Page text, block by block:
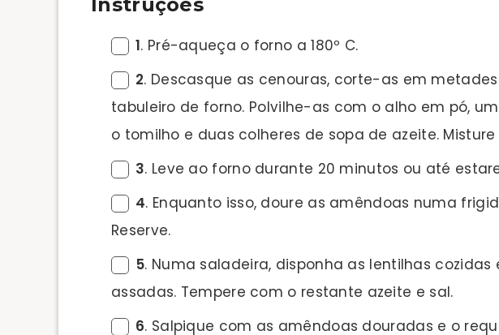
1. Pré-aqueça o forno a 180º C.
2. Descasque as cenouras, corte-as em
tabuleiro de forno. Polvilhe-as com o alho em pó,
o tomilho e duas colheres de sopa de azeite. Misture
3. Leve ao forno durante 20 minutos ou até
4. Enquanto isso, doure as amêndoas numa
Reserve.
5. Numa saladeira, disponha as lentilhas
assadas. Tempere com o restante azeite e sal.
6. Salpique com as amêndoas douradas e o